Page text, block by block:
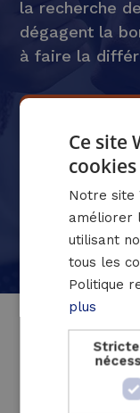
la recherche
dégagent la
à faire la
Candidature
Une
Ce site
cookies
Notre site
améliorer
utilisant
tous les
Politique
plus